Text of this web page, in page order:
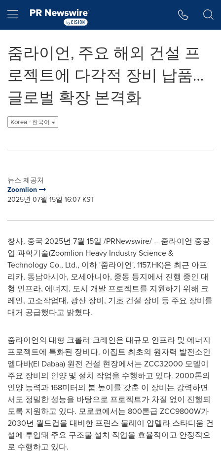
Hamburger menu
줌라이언, 주요 해외 건설 프
로젝트에 다각적 장비 납품…
글로벌 확장 본격화
Korea - 한국어
뉴스 제공처
Zoomlion
2025년 07월 15일 16:07 KST
창사, 중국 2025년 7월 15일 /PRNewswire/ -- 줌라이언 중공
업 과학기술(Zoomlion Heavy Industry Science &
Technology Co., Ltd., 이하 '줌라이언', 1157.HK)은 최근 아프
리카, 동남아시아, 오세아니아, 중동 등지에서 진행 중인 대
형 인프라, 에너지, 도시 개발 프로젝트를 지원하기 위해 크
레인, 고소작업대, 광산 장비, 기초 건설 장비 등 주요 장비를
대거 공급했다고 밝혔다.
줌라이언의 대형 크롤러 크레인은 대규모 인프라 및 에너지
프로젝트에 특화된 장비다. 이집트 최초의 원자력 발전소인
엘다바(El Dabaa) 원전 건설 현장에서는 ZCC32000 모델이
주요 장비의 인양 및 설치 작업을 수행하고 있다. 2000톤의
인양 능력과 168미터의 붐 높이를 갖춘 이 장비는 강력하면
서도 정밀한 성능을 바탕으로 프로젝트가 차질 없이 진행되
도록 지원하고 있다. 모로코에서는 800톤급 ZCC9800W가
2030년 월드컵을 대비한 프린스 물레이 압델라 스타디움 건
설에 투입돼 주요 구조물 설치 작업을 효율적이고 안정적으
로 수행하고 있다.